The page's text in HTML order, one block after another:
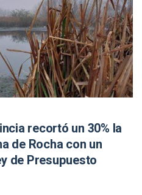
recortó un 30% la
de Rocha con un
de Presupuesto